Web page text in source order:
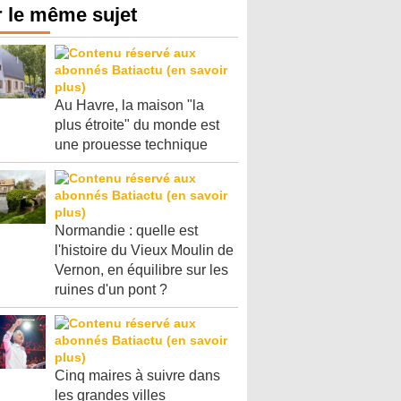
le même sujet
Au Havre, la maison "la
plus étroite" du monde est
une prouesse technique
Normandie : quelle est
l'histoire du Vieux Moulin de
Vernon, en équilibre sur les
ruines d'un pont ?
Cinq maires à suivre dans
les grandes villes